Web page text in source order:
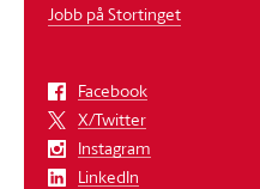
Jobb på Stortinget
Facebook
X/Twitter
Instagram
LinkedIn